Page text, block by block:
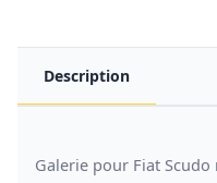
Description
Galerie pour Fiat